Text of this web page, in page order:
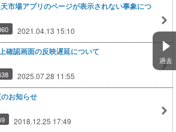
過去
市場アプリのページが表示されない事象につ
2021.04.13 15:10
確認画面の反映遅延について
2025.07.28 11:55
お知らせ
2018.12.25 17:49